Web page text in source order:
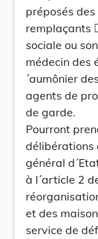
préposés
remplaçants
sociale ou
médecin des
´aumônier
agents de
de garde.
Pourront
délibérations
général
à l´article 2
et des
service de